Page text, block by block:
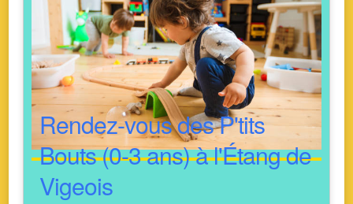
Rendez-vous des P'tits
Bouts (0-3 ans) à l'Étang de
Vigeois